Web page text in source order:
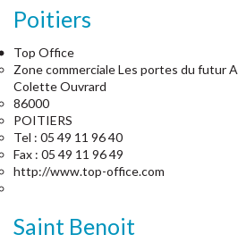
Poitiers
Top Office
Zone commerciale Les portes du futur
Colette Ouvrard
86000
POITIERS
Tel : 05 49 11 96 40
Fax : 05 49 11 96 49
http://www.top-office.com
Saint Benoit